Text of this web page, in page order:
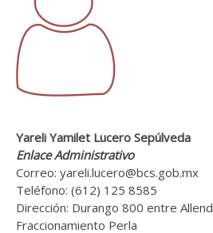
Yareli Yamilet Lucero Sepúlveda
Enlace Administrativo
Correo: yareli.lucero@bcs.gob.mx
Teléfono: (612) 125 8585
Dirección: Durango 800 entre
Fraccionamiento Perla